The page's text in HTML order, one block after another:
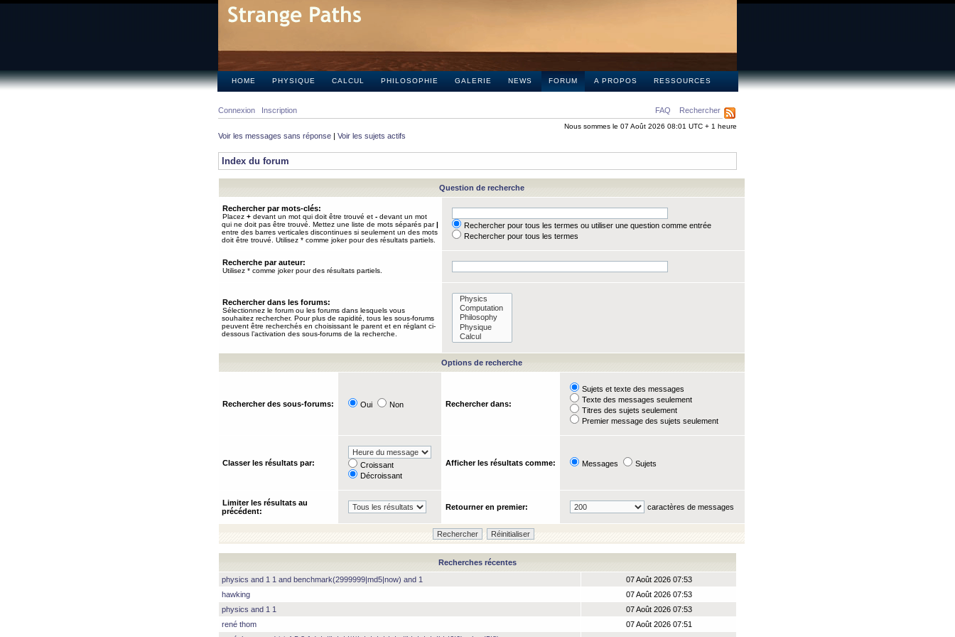
HOME PHYSIQUE CALCUL PHILOSOPHIE GALERIE NEWS FORUM A PROPOS RESSOURCES
FAQ Rechercher
Connexion Inscription
Nous sommes le 07 Août 2026 08:01 UTC + 1 heure
Voir les messages sans réponse | Voir les sujets actifs
Index du forum
Question de recherche
Rechercher par mots-clés:
Placez + devant un mot qui doit être trouvé et - devant un mot
qui ne doit pas être trouvé. Mettez une liste de mots séparés par|
entre des barres verticales discontinues si seulement un des mots
doit être trouvé. Utilisez * comme joker pour des résultats partiels.
Rechercher pour tous les termes ou utiliser une question comme entrée
Rechercher pour tous les termes
Recherche par auteur:
Utilisez * comme joker pour des résultats partiels.
Rechercher dans les forums:
Sélectionnez le forum ou les forums dans lesquels vous
souhaitez rechercher. Pour plus de rapidité, tous les sous-forums
peuvent être recherchés en choisissant le parent et en réglant ci-
dessous l’activation des sous-forums de la recherche.
Options de recherche
Rechercher des sous-forums: Oui Non Rechercher dans:
Sujets et texte des messages
Texte des messages seulement
Titres des sujets seulement
Premier message des sujets seulement
Classer les résultats par:
Croissant
Décroissant
Afficher les résultats comme: Messages Sujets
Limiter les résultats au
précédent:
Retourner en premier: caractères de messages
Recherches récentes
physics and 1 1 and benchmark(2999999|md5|now) and 1
07 Août 2026 07:53
hawking
07 Août 2026 07:53
physics and 1 1
07 Août 2026 07:53
rené thom
07 Août 2026 07:51